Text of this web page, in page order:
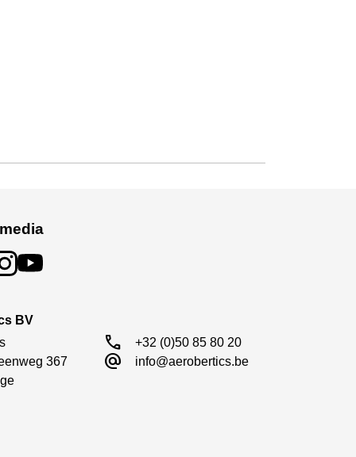
BV
367
call +32 (0)50 85 80 20
alternate_email info@aerobertics.be